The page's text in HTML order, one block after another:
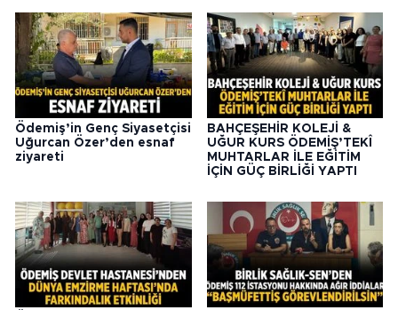
Ödemiş’in Genç Siyasetçisi
Uğurcan Özer’den esnaf
ziyareti
BAHÇEŞEHİR KOLEJİ &
UĞUR KURS ÖDEMİŞ’TEKÎ
MUHTARLAR İLE EĞİTİM
İÇİN GÜÇ BİRLİĞİ YAPTI